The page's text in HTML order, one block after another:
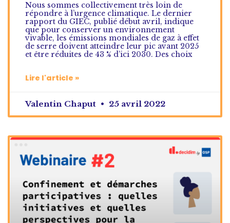
Nous sommes collectivement très loin de
répondre à l’urgence climatique. Le dernier
rapport du GIEC, publié début avril, indique
que pour conserver un environnement
vivable, les émissions mondiales de gaz à effet
de serre doivent atteindre leur pic avant 2025
et être réduites de 43 % d’ici 2030. Des choix
Lire l'article »
Valentin Chaput 25 avril 2022